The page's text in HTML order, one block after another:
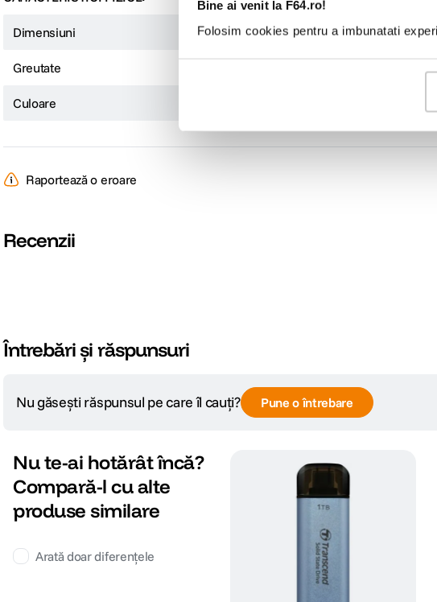
Bine ai venit la F64.ro!
Folosim cookies pentru a imbunatati
Dimensiuni 81.4x33.6x7.5 mm
Greutate
Culoare
Raportează o eroare
Recenzii
Întrebări și răspunsuri
Nu găsești răspunsul pe care îl cauți? Pune o întrebare
Nu te-ai hotărât încă?
Compară-l cu alte
produse similare
Arată doar diferențele